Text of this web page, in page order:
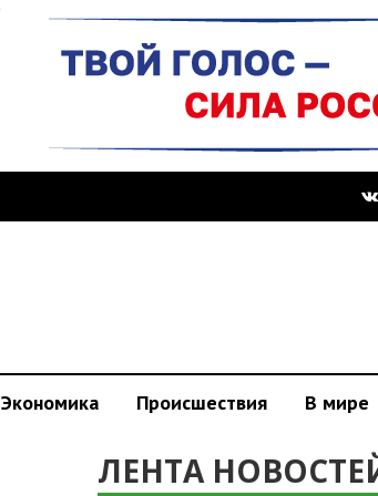
Экономика Происшествия В мире
ЛЕНТА